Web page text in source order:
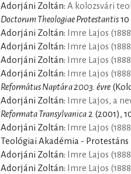
Adorjáni Zoltán: A kolozsvári
Doctorum Theologiae Protestantis10
Adorjáni Zoltán:
Imre Lajos
Adorjáni Zoltán:
Imre Lajos
Adorjáni Zoltán:
Imre Lajos
Adorjáni Zoltán:
Imre Lajos
Református Naptár a 2003. évre
Adorjáni Zoltán:
Imre Lajos, a
Reformata Transylvanica 2 (2001),
Adorjáni Zoltán:
Imre Lajos
Teológiai Akadémia - Protestáns
Adorjáni Zoltán:
Imre Lajos
Adorjáni Zoltán:
Imre Lajos